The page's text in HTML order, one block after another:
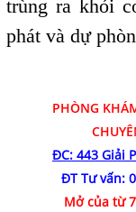
trùng ra khỏi
phát và dự
PHÒNG
ĐC: 443 Giải
ĐT Tư vấn:
Mở của từ